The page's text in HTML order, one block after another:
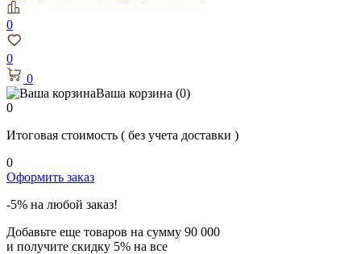
0
0
0
Ваша корзина (0)
0
Итоговая стоимость ( без учета доставки )
0
Оформить заказ
-5% на любой заказ!
Добавьте еще товаров на сумму 90 000
и получите скидку 5% на все